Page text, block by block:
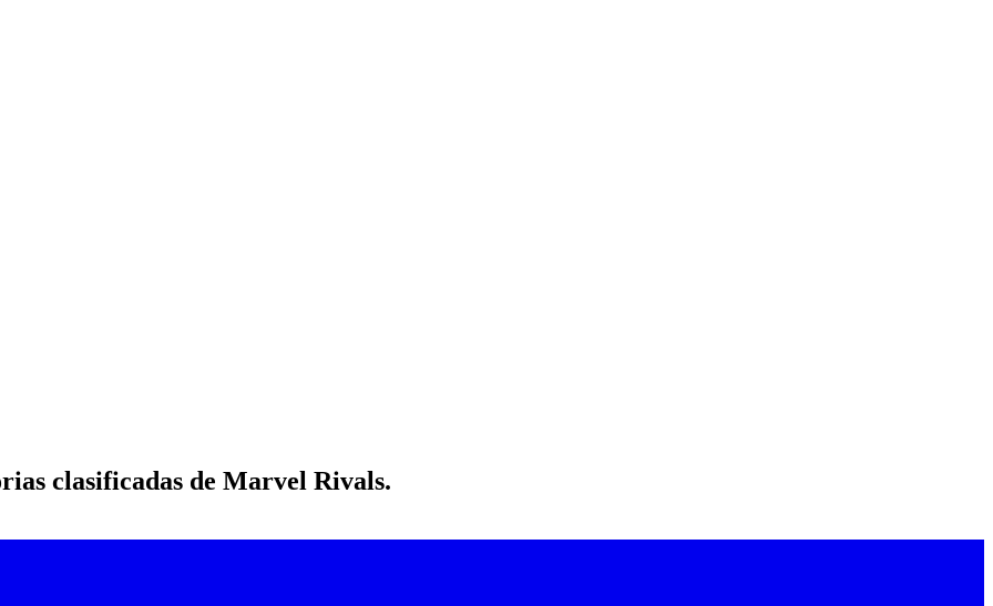
clasificadas de Marvel Rivals.